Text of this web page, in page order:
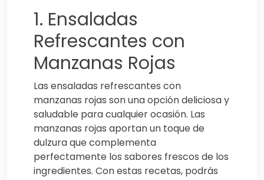
1. Ensaladas
Refrescantes con
Manzanas Rojas
Las ensaladas refrescantes con
manzanas rojas son una opción deliciosa y
saludable para cualquier ocasión. Las
manzanas rojas aportan un toque de
dulzura que complementa
perfectamente los sabores frescos de los
ingredientes. Con estas recetas, podrás